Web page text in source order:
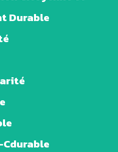
Durable
Cdurable